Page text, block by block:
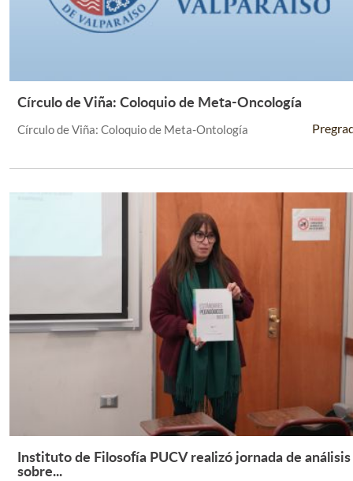
Leer Más +
Círculo de Viña: Coloquio de Meta-Oncología
Círculo de Viña: Coloquio de Meta-Ontología
Leer Más +
Instituto de Filosofía PUCV realizó jornada de análisis
sobre...